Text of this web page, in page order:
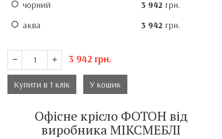
чорний
3 942 грн.
аква
3 942 грн.
3 942 грн.
Купити в 1 клік У кошик
Офісне крісло ФОТОН від
виробника МІКСМЕБЛІ